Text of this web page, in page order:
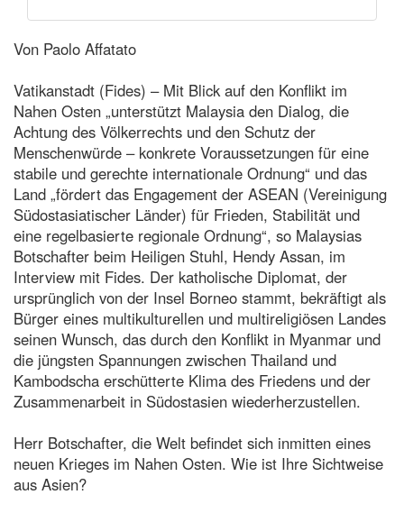
Von Paolo Affatato
Vatikanstadt (Fides) – Mit Blick auf den Konflikt im
Nahen Osten „unterstützt Malaysia den Dialog, die
Achtung des Völkerrechts und den Schutz der
Menschenwürde – konkrete Voraussetzungen für eine
stabile und gerechte internationale Ordnung“ und das
Land „fördert das Engagement der ASEAN (Vereinigung
Südostasiatischer Länder) für Frieden, Stabilität und
eine regelbasierte regionale Ordnung“, so Malaysias
Botschafter beim Heiligen Stuhl, Hendy Assan, im
Interview mit Fides. Der katholische Diplomat, der
ursprünglich von der Insel Borneo stammt, bekräftigt als
Bürger eines multikulturellen und multireligiösen Landes
seinen Wunsch, das durch den Konflikt in Myanmar und
die jüngsten Spannungen zwischen Thailand und
Kambodscha erschütterte Klima des Friedens und der
Zusammenarbeit in Südostasien wiederherzustellen.
Herr Botschafter, die Welt befindet sich inmitten eines
neuen Krieges im Nahen Osten. Wie ist Ihre Sichtweise
aus Asien?